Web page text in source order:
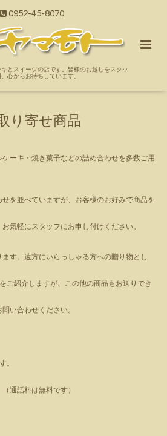
0952-45-8070
とスイーツの店です。皆様のお越しをスタッ
、心からお待ちしています。
り寄せ商品
ーキ・焼き菓子などの詰め合わせを多数ご用
を並べていますが、お客様のお好みで商品を
気軽にスタッフにお申し付けください。
す。遠方にいらっしゃる方への贈り物とし
ご紹介しますが、この他の商品もお送りでき
い合わせください。
。
通話料は無料です）